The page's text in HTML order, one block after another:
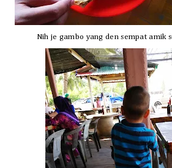
Nih je gambo yangden sempat amik